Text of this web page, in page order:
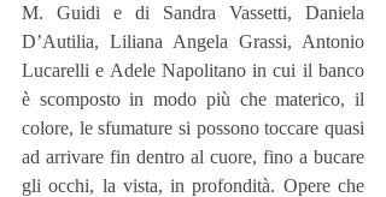
M. Guidi e di Sandra Vassetti, Daniela
D’Autilia, Liliana Angela Grassi, Antonio
Lucarelli e Adele Napolitano in cui il banco
è scomposto in modo più che materico, il
colore, le sfumature si possono toccare quasi
ad arrivare fin dentro al cuore, fino a bucare
gli occhi, la vista, in profondità. Opere che